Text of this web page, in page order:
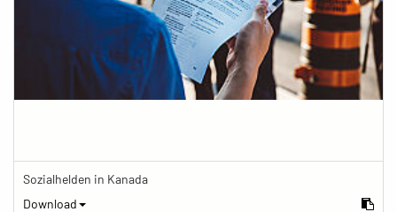
Sozialhelden in Kanada
Download